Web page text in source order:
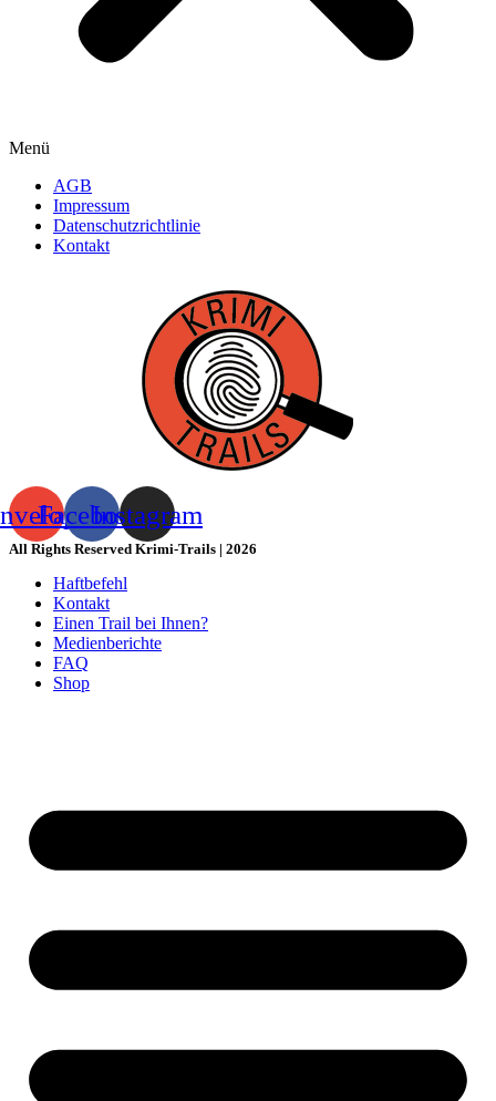
Menü
AGB
Impressum
Datenschutzrichtlinie
Kontakt
FacebookInstagram
All Rights Reserved Krimi-Trails | 2026
Haftbefehl
Kontakt
Einen Trail bei Ihnen?
Medienberichte
FAQ
Shop